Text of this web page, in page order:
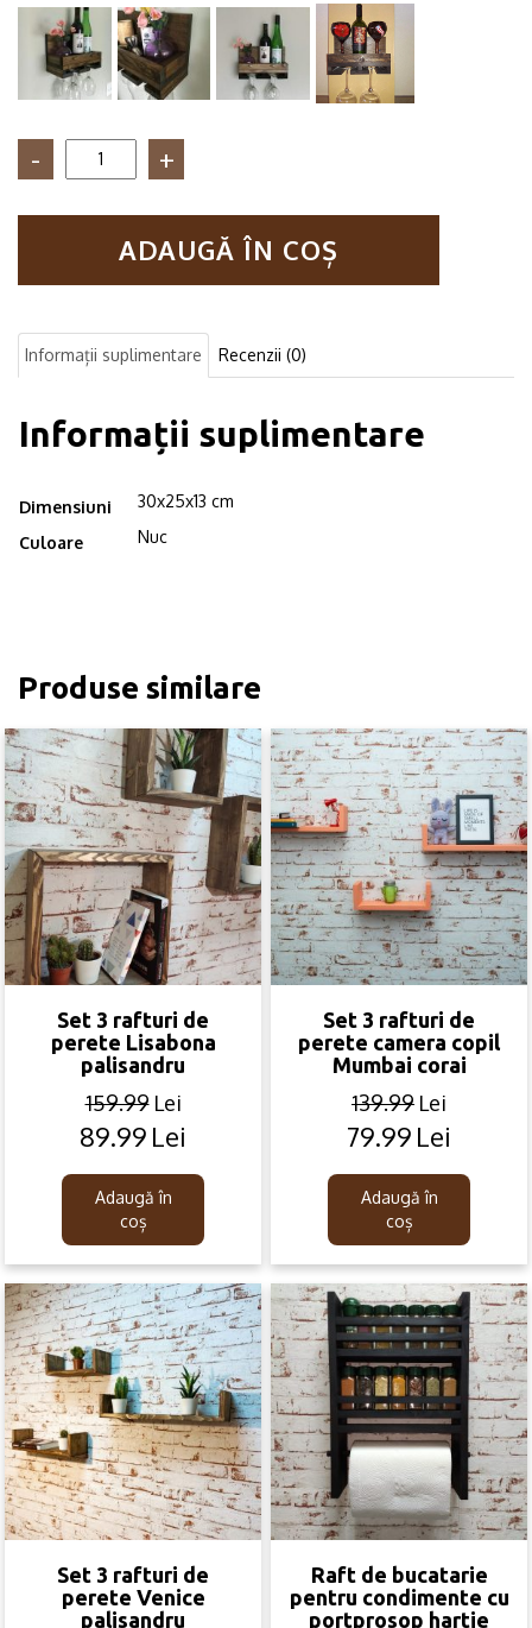
Cantitate
de
pahare,
30x25x13
cm,
ADAUGĂ ÎN COȘ
Informații suplimentare Recenzii (0)
Informații suplimentare
Dimensiuni 30x25x13 cm
Culoare Nuc
Produse similare
Set 3 rafturi de
perete Lisabona
palisandru
159.99 Lei
Original
was:
159.99lei.
89.99 Lei
Current
is:
89.99lei.
Adaugă în
coș
Set 3 rafturi de
perete camera copil
Mumbai corai
139.99 Lei
Original
was:
139.99lei.
79.99 Lei
Current
is:
79.99lei.
Adaugă în
coș
Set 3 rafturi de
perete Venice
palisandru
Raft de bucatarie
pentru condimente cu
portprosop hartie